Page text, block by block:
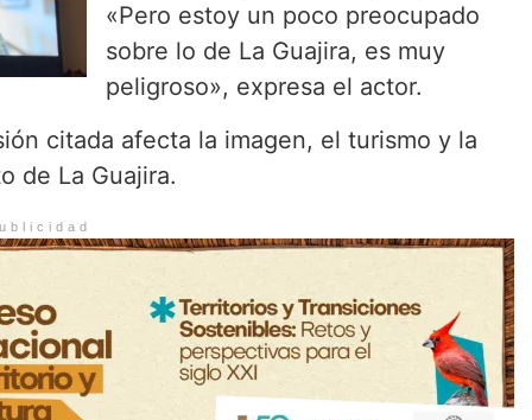
«Pero estoy un poco preocupado
sobre lo de La Guajira, es muy
peligroso», expresa el actor.
citada afecta la imagen, el turismo y la
de La Guajira.